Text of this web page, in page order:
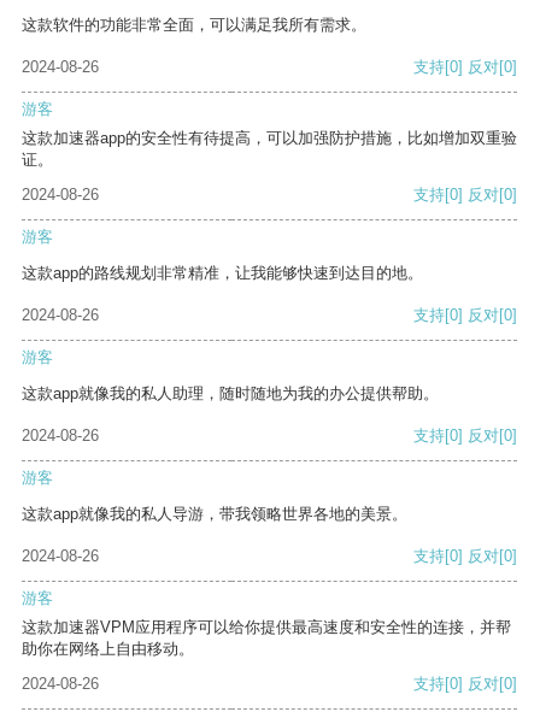
这款软件的功能非常全面，可以满足我所有需求。
2024-08-26 支持[0] 反对[0]
游客
这款加速器app的安全性有待提高，可以加强防护措施，比如增加双重验
证。
2024-08-26
支持[0] 反对[0]
游客
这款app的路线规划非常精准，让我能够快速到达目的地。
2024-08-26 支持[0] 反对[0]
游客
这款app就像我的私人助理，随时随地为我的办公提供帮助。
2024-08-26 支持[0] 反对[0]
游客
这款app就像我的私人导游，带我领略世界各地的美景。
2024-08-26 支持[0] 反对[0]
游客
这款加速器VPM应用程序可以给你提供最高速度和安全性的连接，并帮
助你在网络上自由移动。
2024-08-26
支持[0] 反对[0]